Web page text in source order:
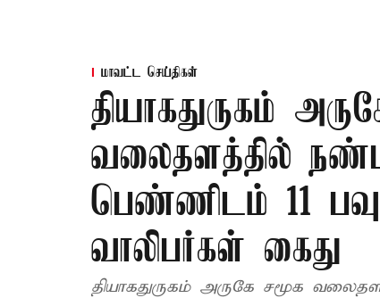
மாவட்ட செய்திகள்
தியாகதுருகம்
வலைதளத்தில்
பெண்ணிடம் 11
வாலிபர்கள் கைது
தியாகதுருகம் அருகே சமூக